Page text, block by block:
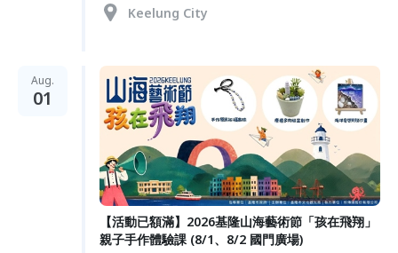
Keelung City
Aug.
01
【活動已額滿】2026基隆山海藝術節「孩在飛翔」
親子手作體驗課 (8/1、8/2 國門廣場)